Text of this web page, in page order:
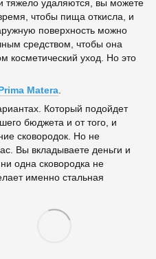
тяжело удаляются, вы можете
чтобы пища откисла, и
поверхность можно
средством, чтобы она
косметический уход. Но это
Matera
Который подойдет
бюджета и от того, и
сковородок. Но не
Вы вкладываете деньги и
одна сковородка не
именно стальная